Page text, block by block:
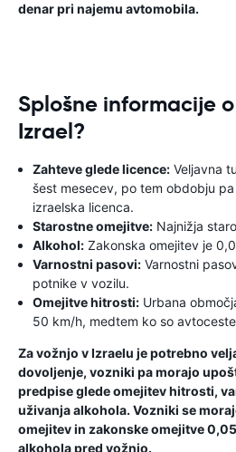
denar pri najemu avtomobila.
Splošne informacije
Izrael?
Zahteve glede licence: Veljavna
šest mesecev, po tem obdobju
izraelska licenca.
Starostne omejitve: Najnižja
Alkohol: Zakonska omejitev je
Varnostni pasovi: Varnostni
potnike v vozilu.
Omejitve hitrosti: Urbana
50 km/h, medtem ko so
Za vožnjo v Izraelu je potrebno
dovoljenje, vozniki pa morajo
predpise glede omejitev hitrosti,
uživanja alkohola. Vozniki se
omejitev in zakonske omejitve
alkohola pred vožnjo.